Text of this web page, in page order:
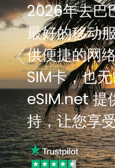
2026年去巴
最好的移动
供便捷的网
SIM卡，也
eSIM.net 提
持，让您享
2026年去巴
最好的移动
供便捷的网
SIM卡，也
eSIM.net 提
持，让您享
Previous